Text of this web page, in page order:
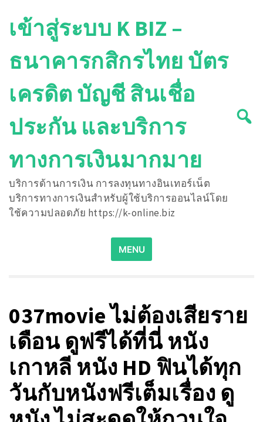
เข้าสู่ระบบ K BIZ –
ธนาคารกสิกรไทย บัตร
เครดิต บัญชี สินเชื่อ
ประกัน และบริการ
ทางการเงินมากมาย
บริการด้านการเงิน การลงทุนทางอินเทอร์เน็ต
บริการทางการเงินสำหรับผู้ใช้บริการออนไลน์โดย
ใช้ความปลอดภัย https://k-online.biz
Search
for:
MENU
037movie ไม่ต้องเสียราย
เดือน ดูฟรีได้ที่นี่ หนัง
เกาหลี หนัง HD ฟินได้ทุก
วันกับหนังฟรีเต็มเรื่อง ดู